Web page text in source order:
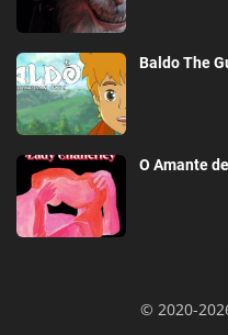
Baldo The
O Amante
© 2020-